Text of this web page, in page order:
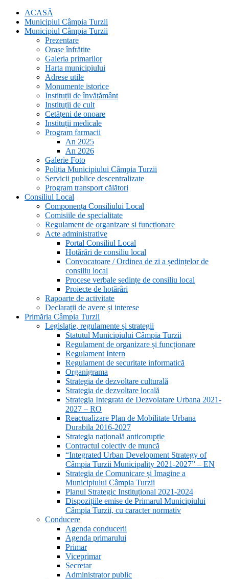
ACASĂ
Municipiul Câmpia Turzii
Municipiul Câmpia Turzii
Prezentare
Orașe înfrățite
Galeria primarilor
Harta municipiului
Adrese utile
Monumente istorice
Instituții de învățământ
Instituții de cult
Cetățeni de onoare
Instituții medicale
Program farmacii
An 2025
An 2026
Galerie Foto
Poliția Municipiului Câmpia Turzii
Servicii publice descentralizate
Program transport călători
Consiliul Local
Componența Consiliului Local
Comisiile de specialitate
Regulament de organizare și funcționare
Acte administrative
Portal Consiliul Local
Hotărâri de consiliu local
Convocatoare / Ordinea de zi a ședințelor de
consiliu local
Procese verbale sedințe de consiliu local
Proiecte de hotărâri
Rapoarte de activitate
Declarații de avere și interese
Primăria Câmpia Turzii
Legislație, regulamente și strategii
Statutul Municipiului Câmpia Turzii
Regulament de organizare și funcționare
Regulament Intern
Regulament de securitate informatică
Organigrama
Strategia de dezvoltare culturală
Strategia de dezvoltare locală
Strategia Integrata de Dezvolatare Urbana 2021-
2027 – RO
Reactualizare Plan de Mobilitate Urbana
Durabila 2016-2027
Strategia națională anticorupție
Contractul colectiv de muncă
“Integrated Urban Development Strategy of
Câmpia Turzii Municipality 2021-2027” – EN
Strategia de Comunicare și Imagine a
Municipiului Câmpia Turzii
Planul Strategic Instituțional 2021-2024
Dispozițiile emise de Primarul Municipiului
Câmpia Turzii, cu caracter normativ
Conducere
Agenda conducerii
Agenda primarului
Primar
Viceprimar
Secretar
Administrator public